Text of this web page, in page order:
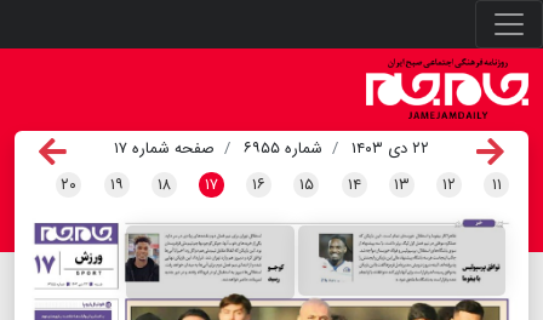
۲۲ دی ۱۴۰۳ شماره ۶۹۵۵
صفحه شماره ۱۷
۱۱ ۱۲ ۱۳ ۱۴ ۱۵ ۱۶ ۱۷ ۱۸ ۱۹ ۲۰